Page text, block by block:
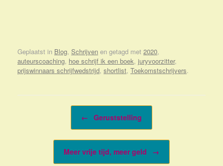
Geplaatst in Blog, Schrijven en getagd met 2020,
auteurscoaching, hoe schrijf ik een boek, juryvoorzitter,
prijswinnaars schrijfwedstrijd, shortlist, Toekomstschrijvers.
← Geruststelling
Meer vrije tijd, meer geld →